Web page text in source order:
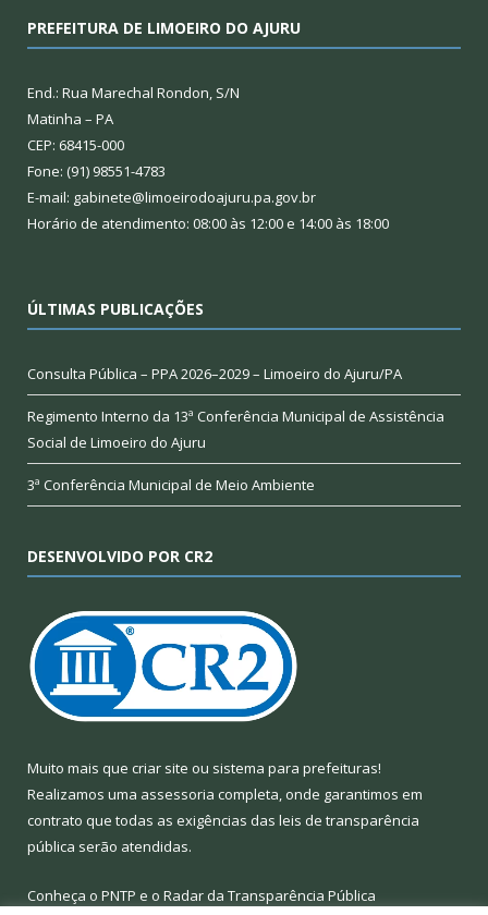
PREFEITURA DE LIMOEIRO DO AJURU
End.: Rua Marechal Rondon, S/N
Matinha – PA
CEP: 68415-000
Fone: (91) 98551-4783
E-mail: gabinete@limoeirodoajuru.pa.gov.br
Horário de atendimento: 08:00 às 12:00 e 14:00 às 18:00
ÚLTIMAS PUBLICAÇÕES
Consulta Pública – PPA 2026–2029 – Limoeiro do Ajuru/PA
Regimento Interno da 13ª Conferência Municipal de Assistência
Social de Limoeiro do Ajuru
3ª Conferência Municipal de Meio Ambiente
DESENVOLVIDO POR CR2
Muito mais que criar site ou sistema para prefeituras!
Realizamos uma assessoria completa, onde garantimos em
contrato que todas as exigências das leis de transparência
pública serão atendidas.
Conheça o PNTP e o Radar da Transparência Pública